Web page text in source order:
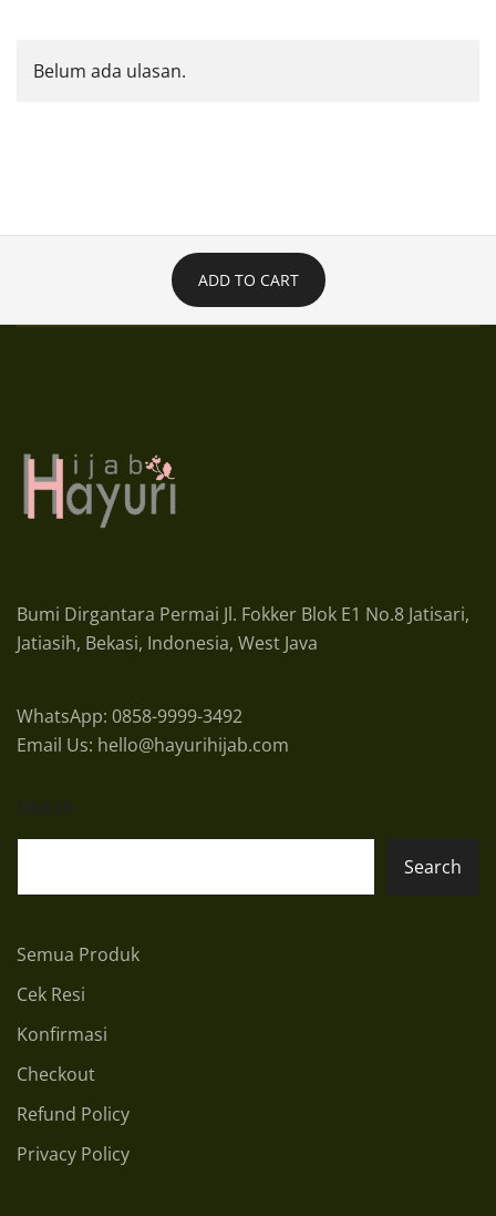
Belum ada ulasan.
ADD TO CART
Bumi Dirgantara Permai Jl. Fokker Blok E1 No.8 Jatisari,
Jatiasih, Bekasi, Indonesia, West Java
WhatsApp: 0858-9999-3492
Email Us: hello@hayurihijab.com
Search
Search
Semua Produk
Cek Resi
Konfirmasi
Checkout
Refund Policy
Privacy Policy